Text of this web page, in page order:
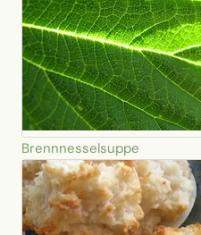
Brennnesselsuppe